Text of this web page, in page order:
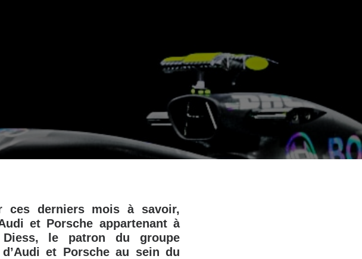
ces derniers mois à savoir,
et Porsche appartenant à
Diess, le patron du groupe
et Porsche au sein du